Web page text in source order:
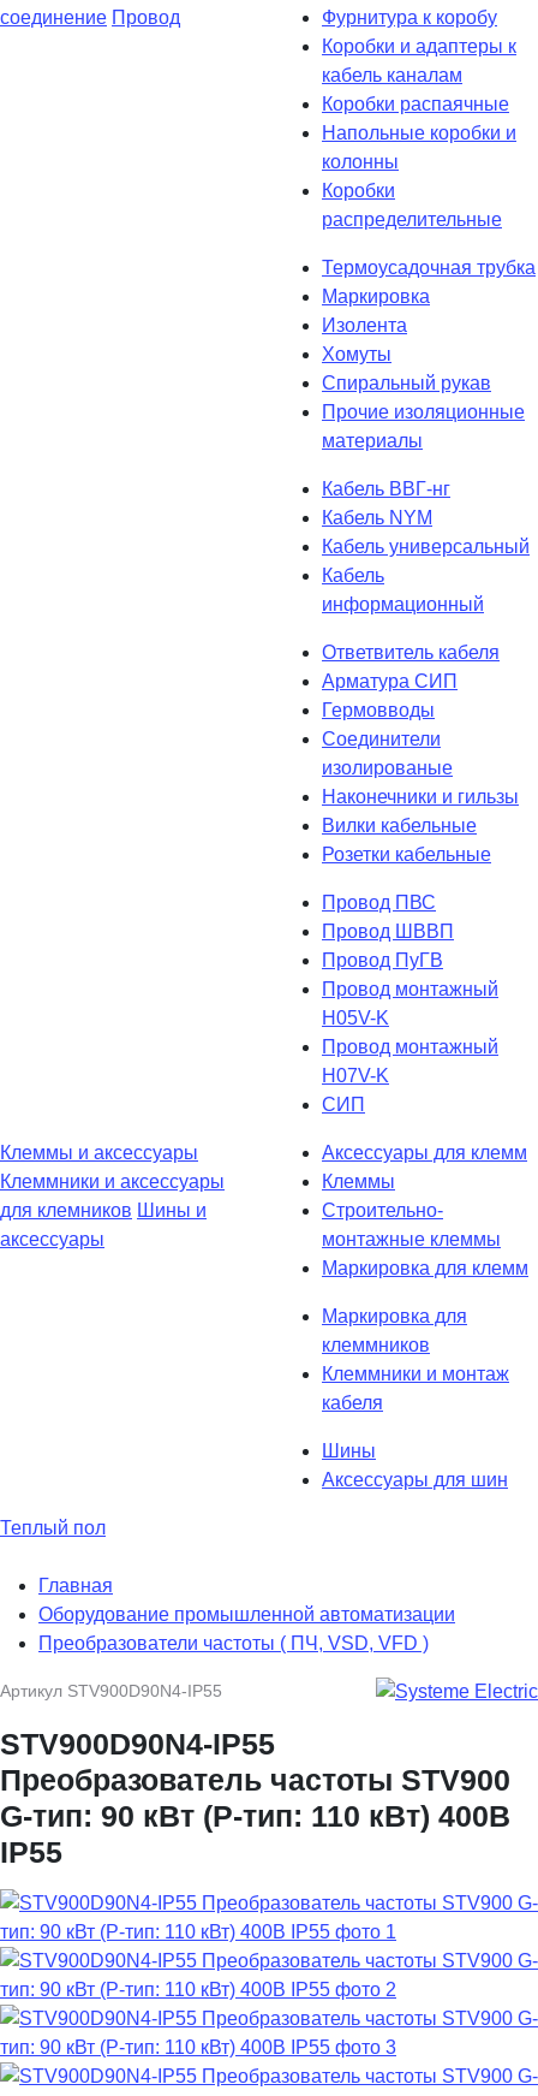
соединение Провод
Фурнитура к коробу
Коробки и адаптеры к
кабель каналам
Коробки распаячные
Напольные коробки и
колонны
Коробки
распределительные
Термоусадочная трубка
Маркировка
Изолента
Хомуты
Спиральный рукав
Прочие изоляционные
материалы
Кабель ВВГ-нг
Кабель NYM
Кабель универсальный
Кабель
информационный
Ответвитель кабеля
Арматура СИП
Гермовводы
Соединители
изолированые
Наконечники и гильзы
Вилки кабельные
Розетки кабельные
Провод ПВС
Провод ШВВП
Провод ПуГВ
Провод монтажный
H05V-K
Провод монтажный
H07V-K
СИП
Клеммы и аксессуары
Клеммники и аксессуары
для клемников Шины и
аксессуары
Аксессуары для клемм
Клеммы
Строительно-
монтажные клеммы
Маркировка для клемм
Маркировка для
клеммников
Клеммники и монтаж
кабеля
Шины
Аксессуары для шин
Теплый пол
Главная
Оборудование промышленной автоматизации
Преобразователи частоты ( ПЧ, VSD, VFD )
Артикул STV900D90N4-IP55
STV900D90N4-IP55
Преобразователь частоты STV900
G-тип: 90 кВт (P-тип: 110 кВт) 400В
IP55